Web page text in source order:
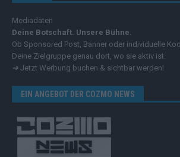
Mediadaten
Deine Botschaft. Unsere Bühne.
Ob Sponsored Post, Banner oder individuelle
Deine Zielgruppe genau dort, wo sie aktiv ist.
➔ Jetzt Werbung buchen & sichtbar werden!
EIN ANGEBOT DER COZMO NEWS